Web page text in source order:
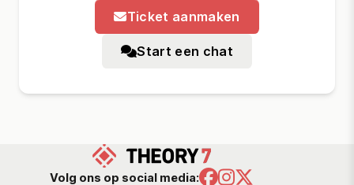
Ticket aanmaken
Start een chat
Volg ons op social media: